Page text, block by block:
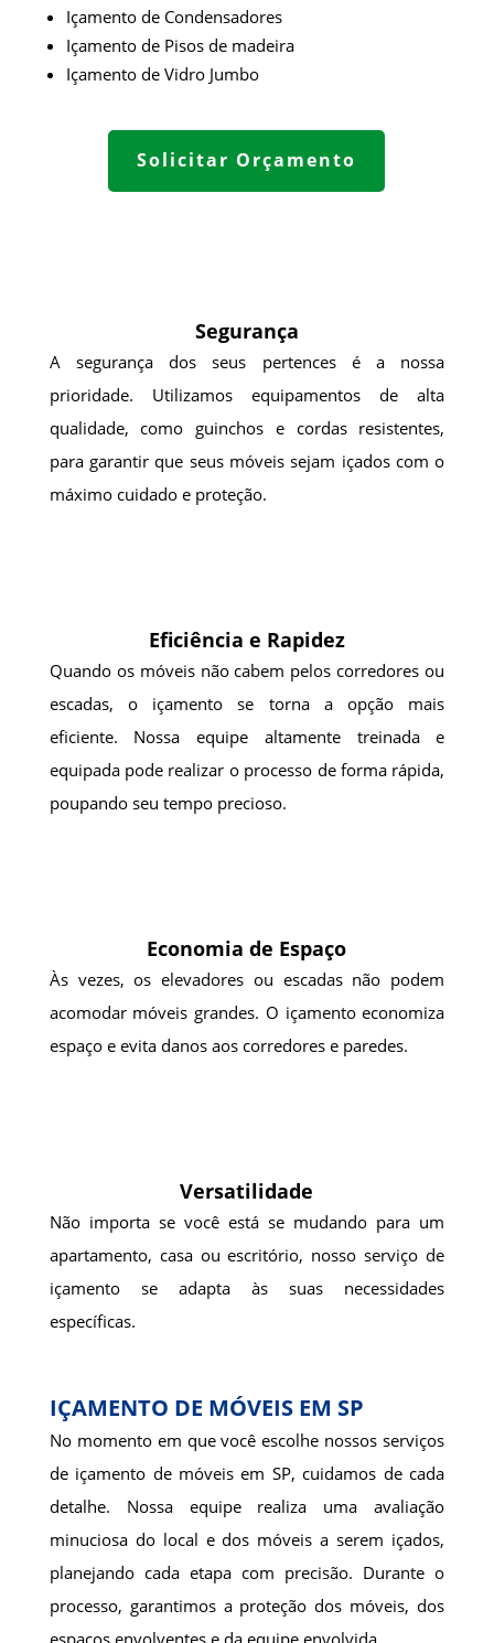
Içamento de Condensadores
Içamento de Pisos de madeira
Içamento de Vidro Jumbo
Solicitar Orçamento
Segurança
A segurança dos seus pertences é a nossa
prioridade. Utilizamos equipamentos de alta
qualidade, como guinchos e cordas resistentes,
para garantir que seus móveis sejam içados com o
máximo cuidado e proteção.
Eficiência e Rapidez
Quando os móveis não cabem pelos corredores ou
escadas, o içamento se torna a opção mais
eficiente. Nossa equipe altamente treinada e
equipada pode realizar o processo de forma rápida,
poupando seu tempo precioso.
Economia de Espaço
Às vezes, os elevadores ou escadas não podem
acomodar móveis grandes. O içamento economiza
espaço e evita danos aos corredores e paredes.
Versatilidade
Não importa se você está se mudando para um
apartamento, casa ou escritório, nosso serviço de
içamento se adapta às suas necessidades
específicas.
IÇAMENTO DE MÓVEIS EM SP
No momento em que você escolhe nossos serviços
de içamento de móveis em SP, cuidamos de cada
detalhe. Nossa equipe realiza uma avaliação
minuciosa do local e dos móveis a serem içados,
planejando cada etapa com precisão. Durante o
processo, garantimos a proteção dos móveis, dos